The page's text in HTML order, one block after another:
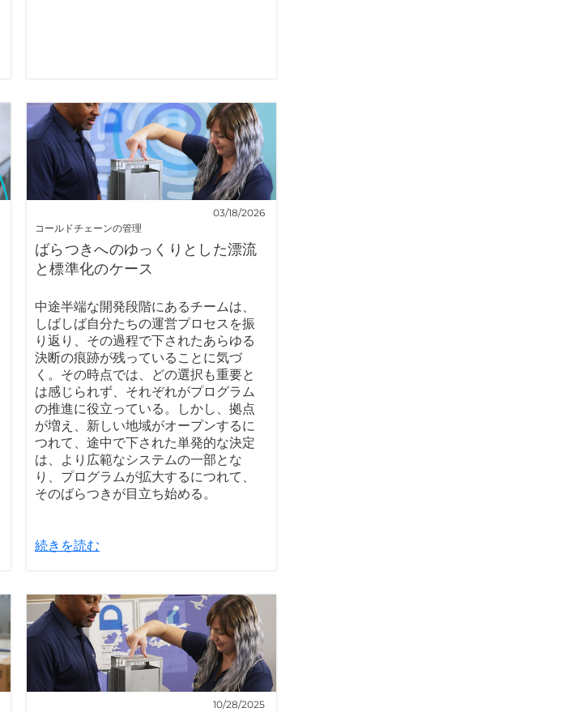
コールドチェーンの管理
03/18/2026
ばらつきへのゆっくりとした漂流
と標準化のケース
中途半端な開発段階にあるチームは、
しばしば自分たちの運営プロセスを振
り返り、その過程で下されたあらゆる
決断の痕跡が残っていることに気づ
く。その時点では、どの選択も重要と
は感じられず、それぞれがプログラム
の推進に役立っている。しかし、拠点
が増え、新しい地域がオープンするに
つれて、途中で下された単発的な決定
は、より広範なシステムの一部とな
り、プログラムが拡大するにつれて、
そのばらつきが目立ち始める。
続きを読む
10/28/2025